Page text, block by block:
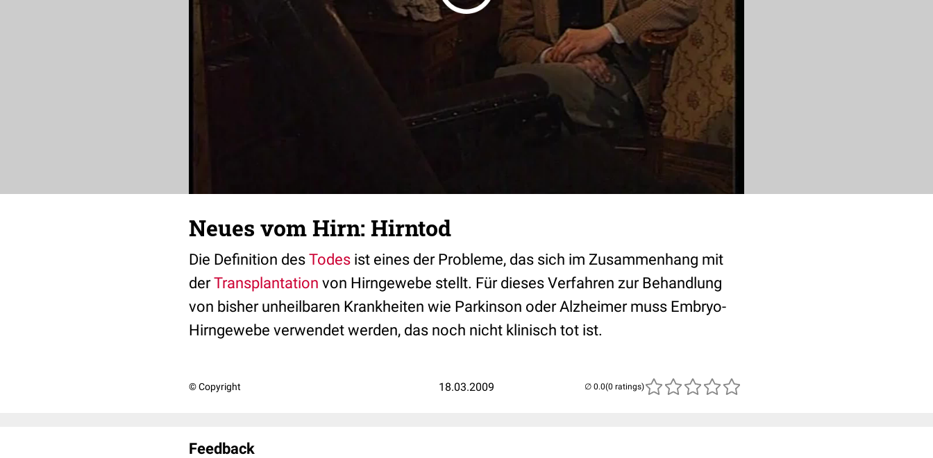
Neues vom Hirn: Hirntod
Die Definition des Todes ist eines der Probleme, das sich im Zusammenhang mit
derTransplantation von Hirngewebe stellt. Für dieses Verfahren zur Behandlung
von bisher unheilbaren Krankheiten wie Parkinson oder Alzheimer muss Embryo-
Hirngewebe verwendet werden, das noch nicht klinisch tot ist.
© Copyright 18.03.2009 (0 ratings)
Feedback